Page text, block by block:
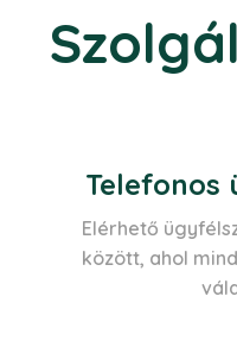
Telefonos
Elérhető
között, ahol